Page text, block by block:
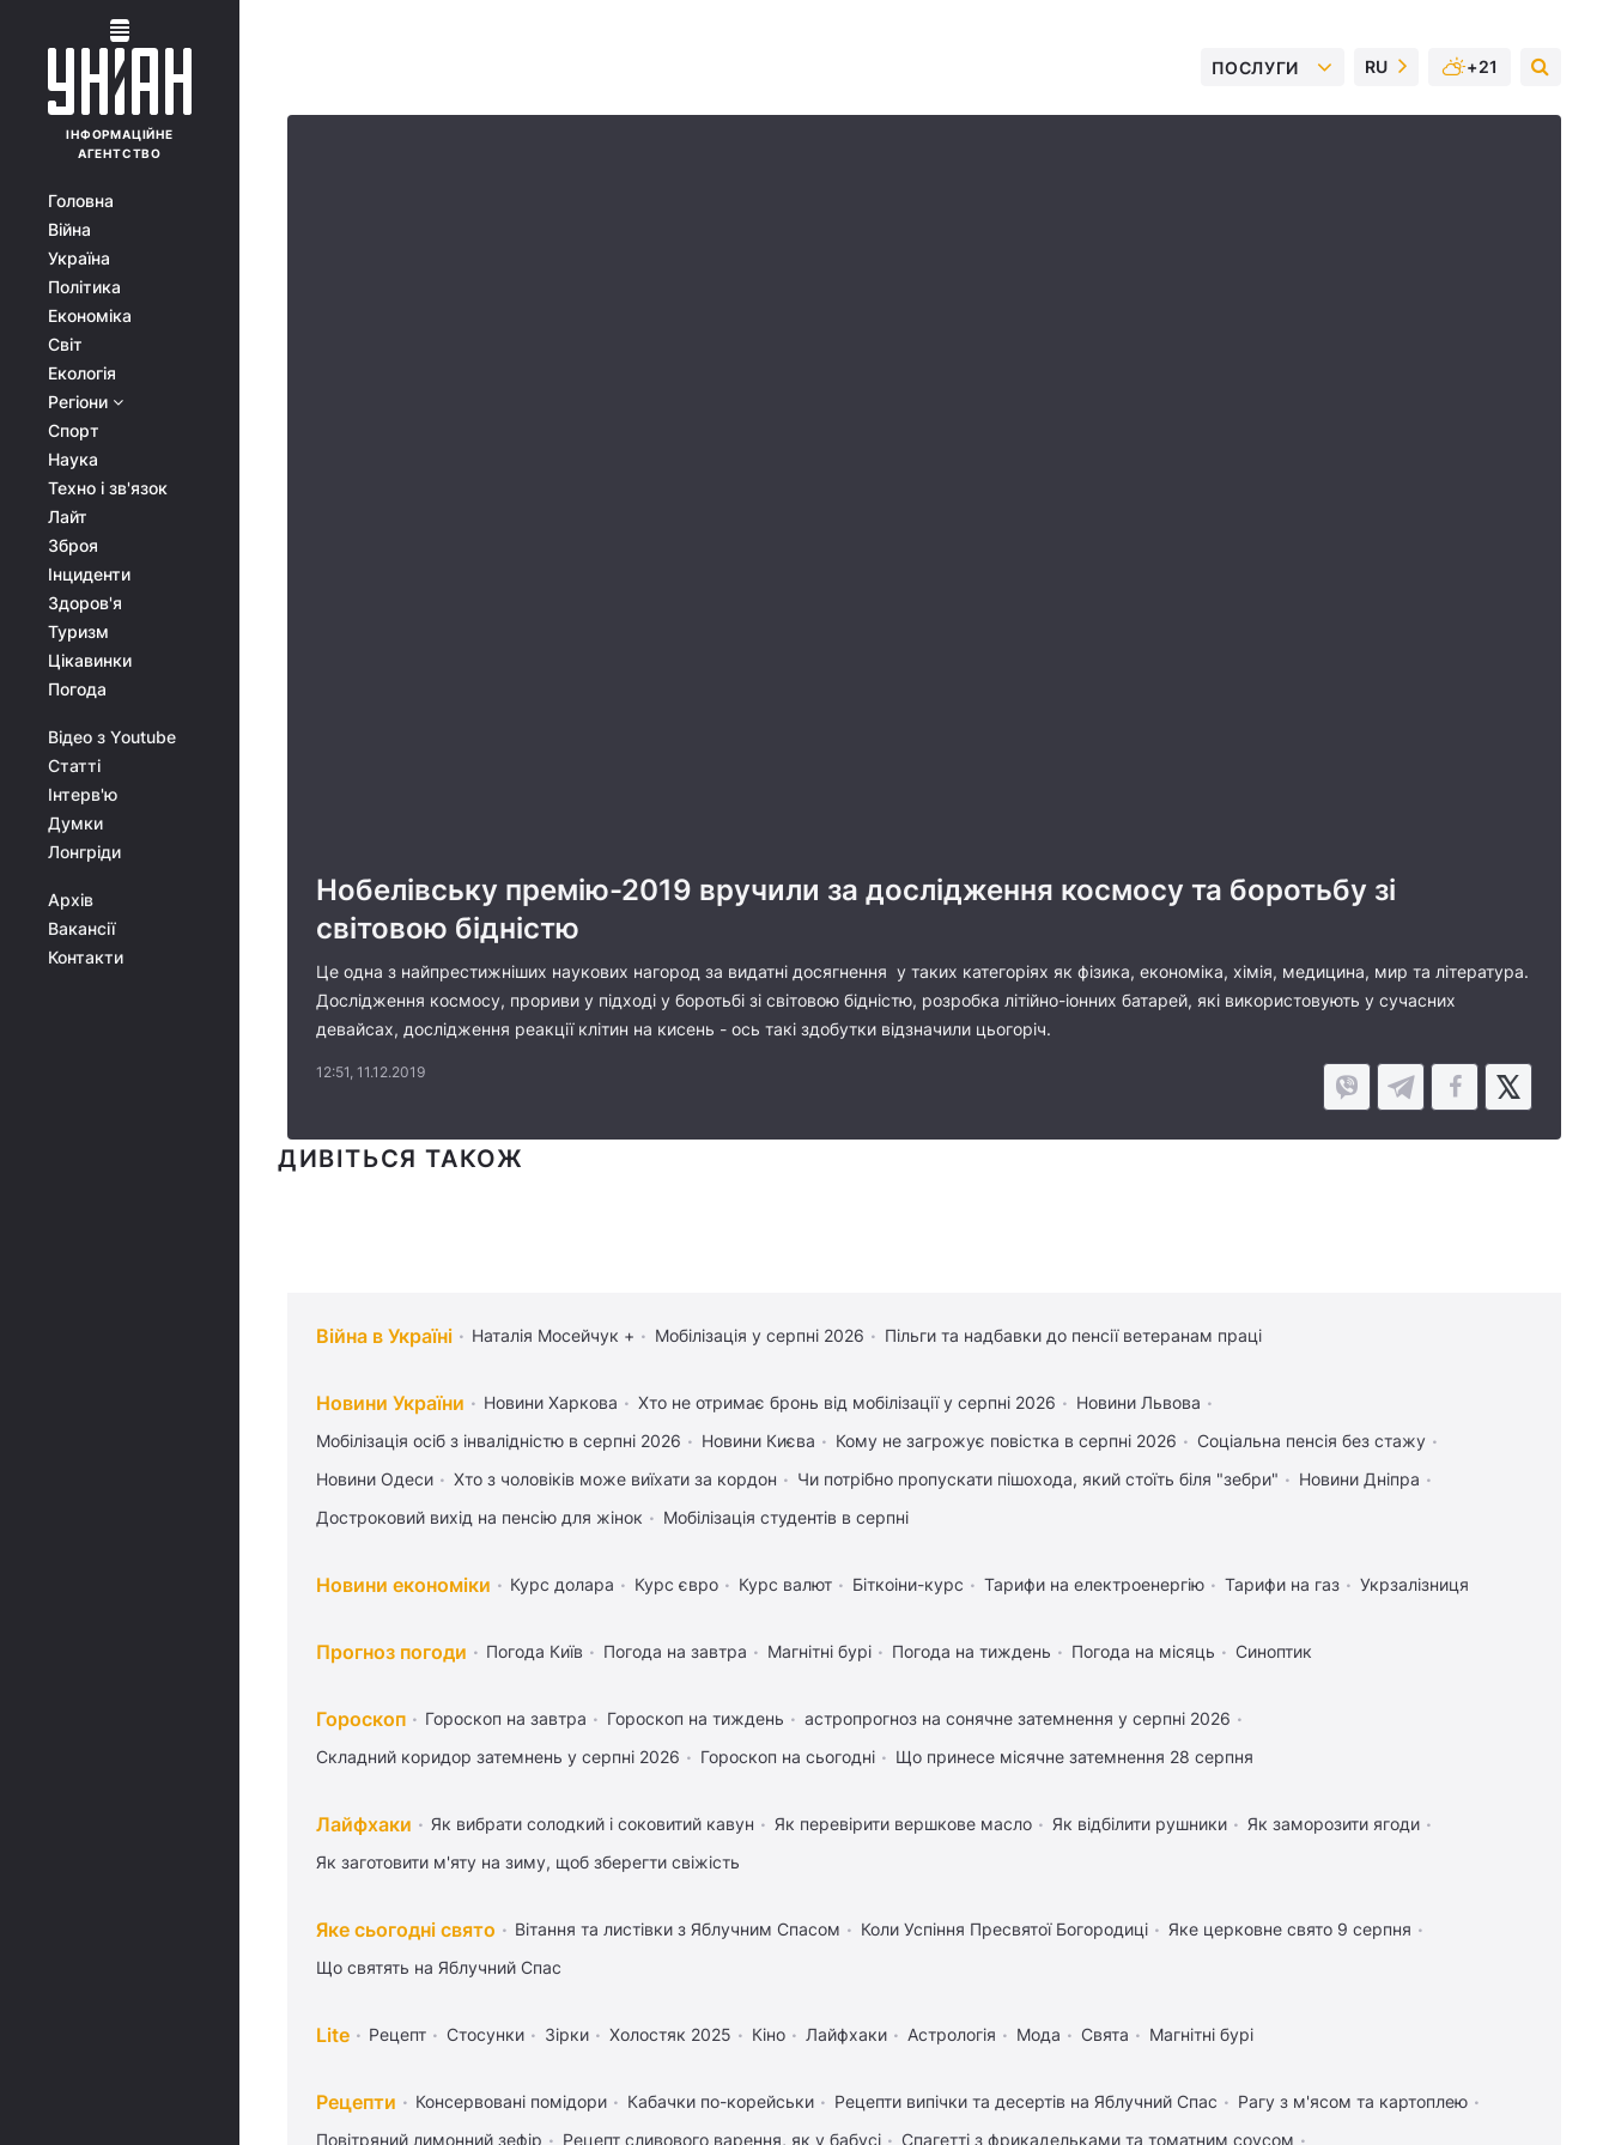
ІНФОРМАЦІЙНЕ
АГЕНТСТВО
Головна
Війна
Україна
Політика
Економіка
Світ
Екологія
Регіони
Спорт
Наука
Техно і зв'язок
Лайт
Зброя
Інциденти
Здоров'я
Туризм
Цікавинки
Погода
Відео з Youtube
Статті
Інтерв'ю
Думки
Лонгріди
Архів
Вакансії
Контакти
ПОСЛУГИ RU +21
Нобелівську премію-2019 вручили за дослідження космосу та боротьбу зі
світовою бідністю
Це одна з найпрестижніших наукових нагород за видатні досягнення у таких категоріях як фізика, економіка, хімія, медицина, мир та література.
Дослідження космосу, прориви у підході у боротьбі зі світовою бідністю, розробка літійно-іонних батарей, які використовують у сучасних
девайсах, дослідження реакції клітин на кисень - ось такі здобутки відзначили цьогоріч.
12:51, 11.12.2019
ДИВІТЬСЯ ТАКОЖ
Війна в Україні Наталія Мосейчук + Мобілізація у серпні 2026 Пільги та надбавки до пенсії ветеранам праці
Новини України Новини Харкова Хто не отримає бронь від мобілізації у серпні 2026
Новини Львова
Мобілізація осіб з інвалідністю в серпні 2026
Новини Києва Кому не загрожує повістка в серпні 2026
Соціальна пенсія без стажу
Новини Одеси
Хто з чоловіків може виїхати за кордон Чи потрібно пропускати пішохода, який стоїть біля "зебри"
Новини Дніпра
Достроковий вихід на пенсію для жінок
Мобілізація студентів в серпні
Новини економіки Курс долара Курс євро Курс валют Біткоіни-курс Тарифи на електроенергію Тарифи на газ Укрзалізниця
Прогноз погоди Погода Київ Погода на завтра Магнітні бурі Погода на тиждень Погода на місяць Синоптик
Гороскоп Гороскоп на завтра Гороскоп на тиждень
астропрогноз на сонячне затемнення у серпні 2026
Складний коридор затемнень у серпні 2026
Гороскоп на сьогодні Що принесе місячне затемнення 28 серпня
Лайфхаки Як вибрати солодкий і соковитий кавун Як перевірити вершкове масло Як відбілити рушники
Як заморозити ягоди
Як заготовити м'яту на зиму, щоб зберегти свіжість
Яке сьогодні свято Вітання та листівки з Яблучним Спасом Коли Успіння Пресвятої Богородиці
Яке церковне свято 9 серпня
Що святять на Яблучний Спас
Lite Рецепт Стосунки Зірки Холостяк 2025 Кіно Лайфхаки Астрологія Мода Свята Магнітні бурі
Рецепти Консервовані помідори Кабачки по-корейськи Рецепти випічки та десертів на Яблучний Спас
Рагу з м'ясом та картоплею
Повітряний лимонний зефір
Рецепт сливового варення, як у бабусі Спагетті з фрикадельками та томатним соусом